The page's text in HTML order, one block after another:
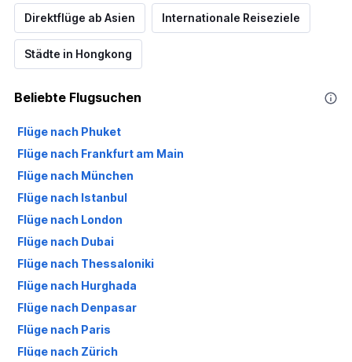
Direktflüge ab Asien Internationale Reiseziele
Städte in Hongkong
Beliebte Flugsuchen
Flüge nach Phuket
Flüge nach Frankfurt am Main
Flüge nach München
Flüge nach Istanbul
Flüge nach London
Flüge nach Dubai
Flüge nach Thessaloniki
Flüge nach Hurghada
Flüge nach Denpasar
Flüge nach Paris
Flüge nach Zürich